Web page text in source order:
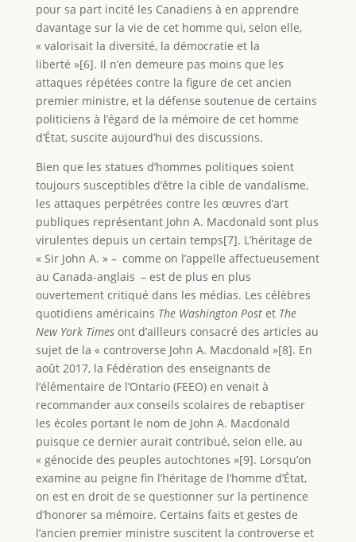
pour sa part incité les Canadiens à en apprendre
davantage sur la vie de cet homme qui, selon elle,
« valorisait la diversité, la démocratie et la
liberté »[6]. Il n’en demeure pas moins que les
attaques répétées contre la figure de cet ancien
premier ministre, et la défense soutenue de certains
politiciens à l’égard de la mémoire de cet homme
d’État, suscite aujourd’hui des discussions.
Bien que les statues d’hommes politiques soient
toujours susceptibles d’être la cible de vandalisme,
les attaques perpétrées contre les œuvres d’art
publiques représentant John A. Macdonald sont plus
virulentes depuis un certain temps[7]. L’héritage de
« Sir John A. » – comme on l’appelle affectueusement
au Canada-anglais – est de plus en plus
ouvertement critiqué dans les médias. Les célèbres
quotidiens américains The Washington Postet The
New York Timesont d’ailleurs consacré des articles au
sujet de la « controverse John A. Macdonald »[8]. En
août 2017, la Fédération des enseignants de
l’élémentaire de l’Ontario (FEEO) en venait à
recommander aux conseils scolaires de rebaptiser
les écoles portant le nom de John A. Macdonald
puisque ce dernier aurait contribué, selon elle, au
« génocide des peuples autochtones »[9]. Lorsqu’on
examine au peigne fin l’héritage de l’homme d’État,
on est en droit de se questionner sur la pertinence
d’honorer sa mémoire. Certains faits et gestes de
l’ancien premier ministre suscitent la controverse et